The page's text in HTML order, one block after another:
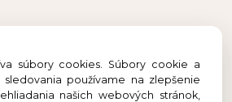
súbory cookies. Súbory cookie a
používame na zlepšenie
našich webových stránok,